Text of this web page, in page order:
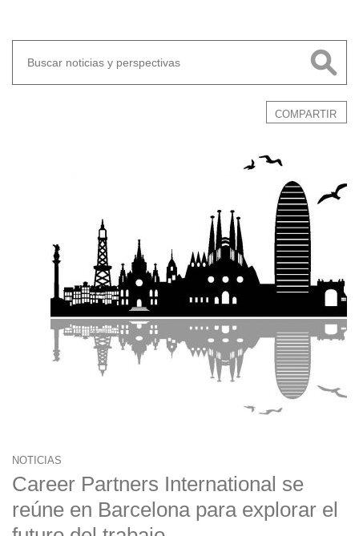
COMPARTIR
NOTICIAS
Career Partners International se
reúne en Barcelona para explorar el